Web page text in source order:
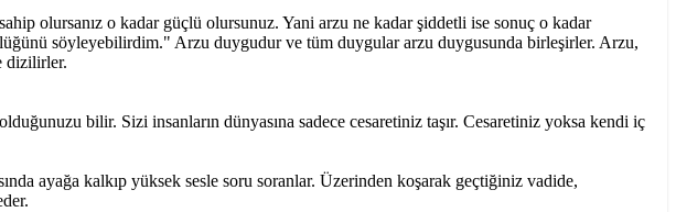
olursanız o kadar güçlü olursunuz. Yani arzu ne kadar şiddetli ise sonuç o kadar
söyleyebilirdim." Arzu duygudur ve tüm duygular arzu duygusunda birleşirler. Arzu,
dizilirler.
bilir. Sizi insanların dünyasına sadece cesaretiniz taşır. Cesaretiniz yoksa kendi iç
ayağa kalkıp yüksek sesle soru soranlar. Üzerinden koşarak geçtiğiniz vadide,